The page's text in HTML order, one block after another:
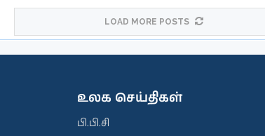
LOAD MORE POSTS
உலக செய்திகள்
பி.பி.சி